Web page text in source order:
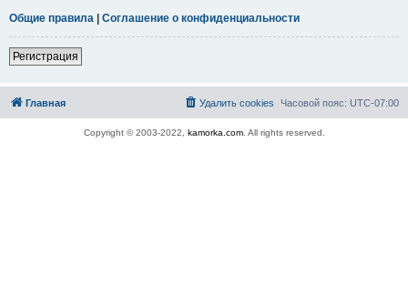
Общие правила | Соглашение о конфиденциальности
Регистрация
Главная Часовой пояс: UTC-07:00
Удалить cookies
Copyright © 2003-2022, kamorka.com. All rights reserved.